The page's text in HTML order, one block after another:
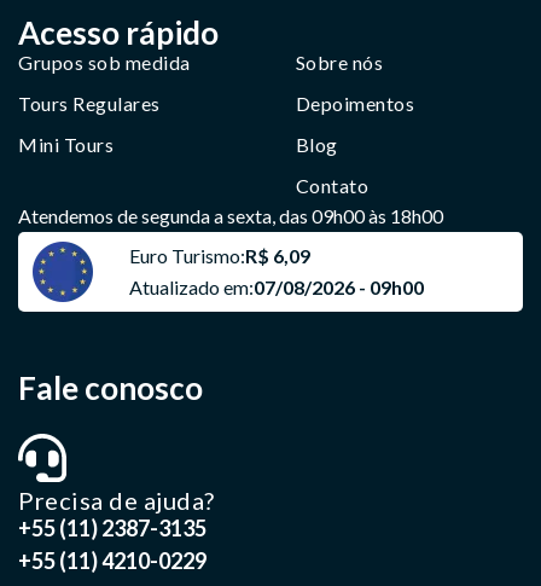
Acesso rápido
Grupos sob medida
Tours Regulares
Mini Tours
Sobre nós
Depoimentos
Blog
Contato
Atendemos de segunda a sexta, das 09h00 às 18h00
Euro Turismo:R$ 6,09
Atualizado em:07/08/2026 - 09h00
Fale conosco
Precisa de ajuda?
+55 (11) 2387-3135
+55 (11) 4210-0229